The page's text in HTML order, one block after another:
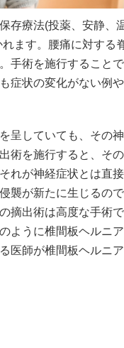
存療法(投薬、安静、
ます。腰痛に対する
手術を施行すること
症状の変化がない例
呈していても、その
術を施行すると、そ
れが神経症状とは直
襲が新たに生じるの
摘出術は高度な手術
ように椎間板ヘルニ
医師が椎間板ヘルニ